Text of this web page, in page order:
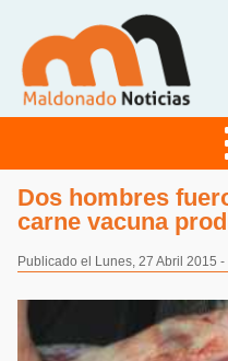
Dos hombres
carne vacuna
Publicado el Lunes, 27 Abril 2015 -